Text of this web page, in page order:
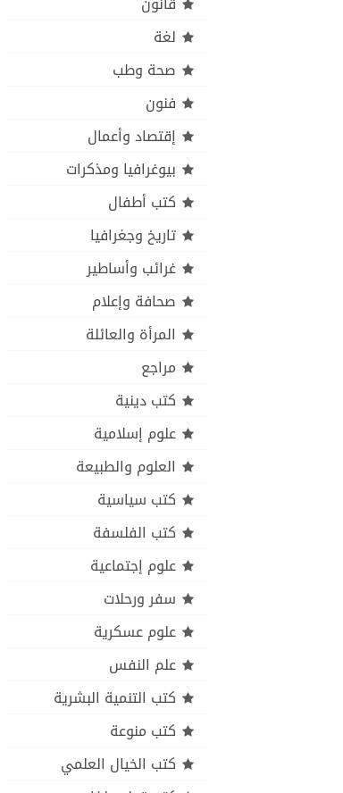
لغة
صحة وطب
فنون
إقتصاد وأعمال
بيوغرافيا ومذكرات
كتب أطفال
تاريخ وجغرافيا
غرائب وأساطير
صحافة وإعلام
المرأة والعائلة
مراجع
كتب دينية
علوم إسلامية
العلوم والطبيعة
كتب سياسية
كتب الفلسفة
علوم إجتماعية
سفر ورحلات
علوم عسكرية
علم النفس
كتب التنمية البشرية
كتب منوعة
كتب الخيال العلمي